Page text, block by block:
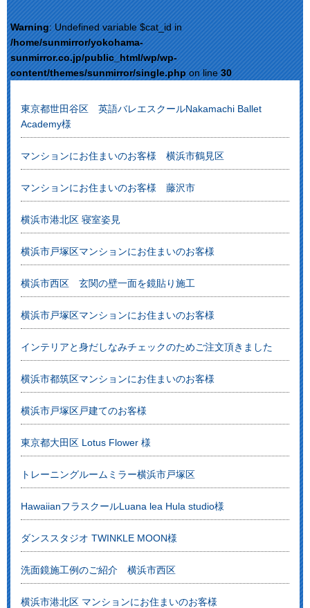
Warning: Undefined variable $cat_id in
/home/sunmirror/yokohama-
sunmirror.co.jp/public_html/wp/wp-
content/themes/sunmirror/single.phpon line30
東京都世田谷区 英語バレエスクールNakamachi Ballet
Academy様
マンションにお住まいのお客様 横浜市鶴見区
マンションにお住まいのお客様 藤沢市
横浜市港北区 寝室姿見
横浜市戸塚区マンションにお住まいのお客様
横浜市西区 玄関の壁一面を鏡貼り施工
横浜市戸塚区マンションにお住まいのお客様
インテリアと身だしなみチェックのためご注文頂きました
横浜市都筑区マンションにお住まいのお客様
横浜市戸塚区戸建てのお客様
東京都大田区 Lotus Flower 様
トレーニングルームミラー横浜市戸塚区
HawaiianフラスクールLuana lea Hula studio様
ダンススタジオ TWINKLE MOON様
洗面鏡施工例のご紹介 横浜市西区
横浜市港北区 マンションにお住まいのお客様